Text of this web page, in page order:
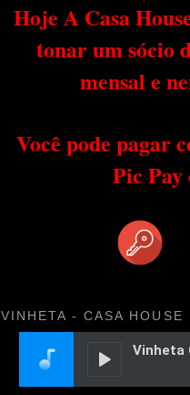
Hoje A Casa
tonar um sócio
mensal e
Você pode pagar
Pic
VINHETA - CASA HOUSE